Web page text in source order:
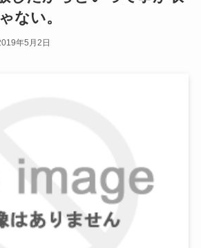
ない。
年5月2日